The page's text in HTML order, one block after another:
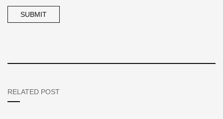
RELATED POST